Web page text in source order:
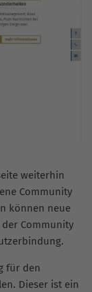
weiterhin
Community
können neue
Community
für den
Dieser ist ein